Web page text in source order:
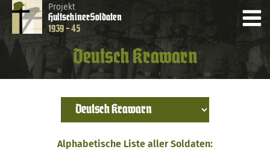
Projekt
HultschinerSoldaten
1939 - 45
Deutsch Krawarn
Alphabetische Liste aller Soldaten: